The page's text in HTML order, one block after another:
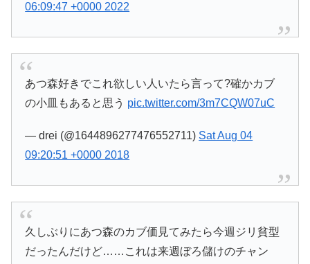
06:09:47 +0000 2022
あつ森好きでこれ欲しい人いたら言って?確かカブ
の小皿もあると思う pic.twitter.com/3m7CQW07uC
— drei (@1644896277476552711) Sat Aug 04
09:20:51 +0000 2018
久しぶりにあつ森のカブ価見てみたら今週ジリ貧型
だったんだけど……これは来週ぼろ儲けのチャン